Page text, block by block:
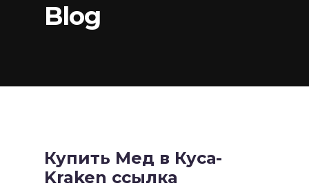
Blog
Купить Мед в Куса-
Kraken ссылка